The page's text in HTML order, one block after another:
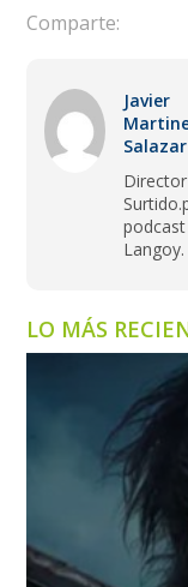
Comparte:
Javier
Salazar
Langoy.
LO MÁS